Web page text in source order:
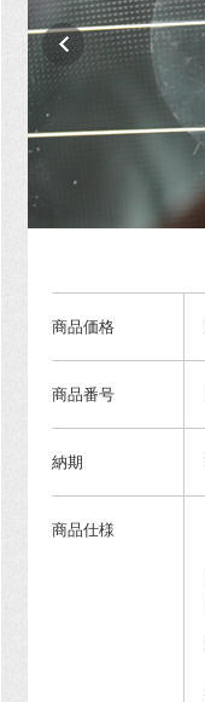
商品価格
商品番号
納期
商品仕様